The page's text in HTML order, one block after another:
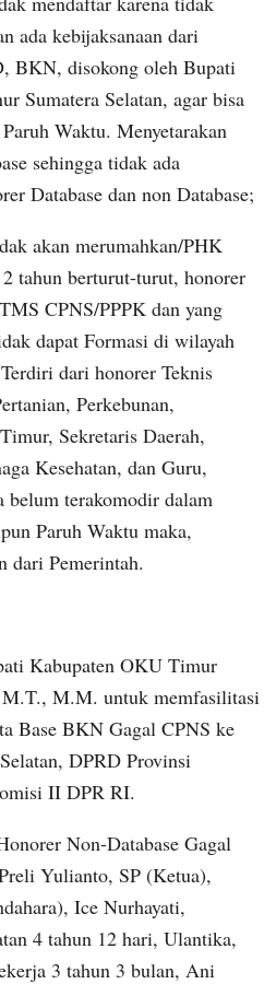
ada kebijaksanaan dari
BKN, disokong oleh Bupati
Sumatera Selatan, agar bisa
Waktu. Menyetarakan
sehingga tidak ada
Database dan non Database;
akan merumahkan/PHK
tahun berturut-turut, honorer
CPNS/PPPK dan yang
dapat Formasi di wilayah
dari honorer Teknis
Perkebunan,
Sekretaris Daerah,
Kesehatan, dan Guru,
belum terakomodir dalam
Paruh Waktu maka,
dari Pemerintah.
Kabupaten OKU Timur
M.M. untuk memfasilitasi
Base BKN Gagal CPNS ke
DPRD Provinsi
II DPR RI.
Non-Database Gagal
Yulianto, SP (Ketua),
Ice Nurhayati,
4 tahun 12 hari, Ulantika,
3 tahun 3 bulan, Ani